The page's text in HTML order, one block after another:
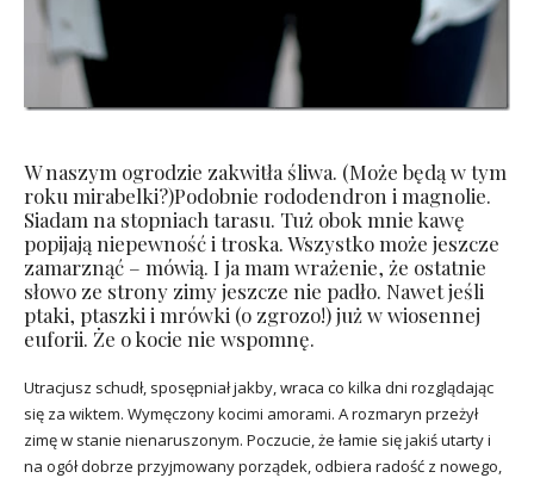
W naszym ogrodzie zakwitła śliwa. (Może będą w tym
roku mirabelki?)Podobnie rododendron i magnolie.
Siadam na stopniach tarasu. Tuż obok mnie kawę
popijają niepewność i troska. Wszystko może jeszcze
zamarznąć – mówią. I ja mam wrażenie, że ostatnie
słowo ze strony zimy jeszcze nie padło. Nawet jeśli
ptaki, ptaszki i mrówki (o zgrozo!) już w wiosennej
euforii. Że o kocie nie wspomnę.
Utracjusz schudł, sposępniał jakby, wraca co kilka dni rozglądając
się za wiktem. Wymęczony kocimi amorami. A rozmaryn przeżył
zimę w stanie nienaruszonym. Poczucie, że łamie się jakiś utarty i
na ogół dobrze przyjmowany porządek, odbiera radość z nowego,